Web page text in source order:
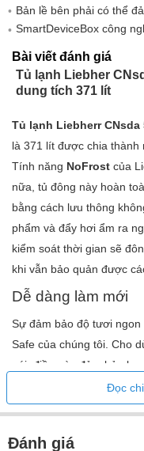
BottleTimer- Có thể
SabbathMode- Có thể
ứng dụng
CleaningMode- Có thể
ứng dụng
ứng dụng
NightMode- Có thể
Báo động nhiệt độ,
bị và qua ứng dụng
Khóa màn hình - Có
HolidayMode- Có thể
ứng dụng
PartyMode- Có thể
dụng
Khu vực khí hậu của
6 Kệ Kính Cường Lực
trong đó có thể tách rời- 1
Bản lề bên phải có thể
SmartDeviceBox công
Bài viết đánh giá
Tủ lạnh Liebher
dung tích 371 lít
Tủ lạnh Liebherr CNsda
là 371 lít được chia thành
Tính năng NoFrost của
nữa, tủ đông này hoàn
bằng cách lưu thông
phẩm và đẩy hơi ẩm ra
kiểm soát thời gian sẽ
khi vẫn bảo quản được
Dễ dàng làm mới
Sự đảm bảo độ tươi
Safe của chúng tôi. Cho
gói, điều này đảm bảo
kín khí, thực phẩm làm
phẩm tươi lâu hơn.
Đọc
Đánh giá